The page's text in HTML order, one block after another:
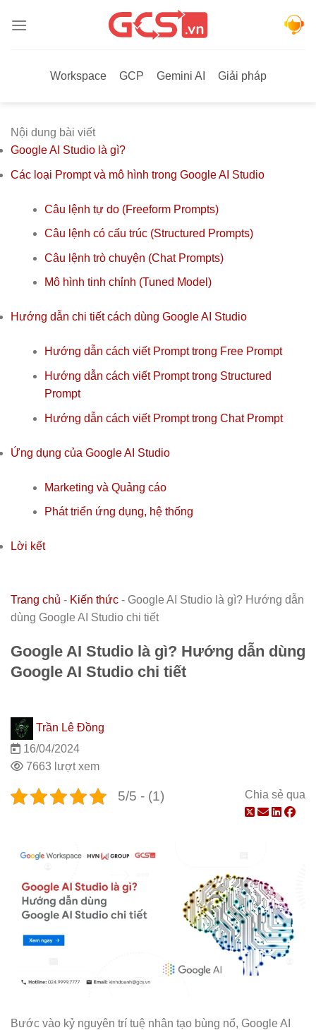
qua
Workspace
GCP Gemini AI Giải pháp
Nội dung bài viết
Google AI Studio là gì?
Các loại Prompt và mô hình trong Google AI Studio
Câu lệnh tự do (Freeform Prompts)
Câu lệnh có cấu trúc (Structured Prompts)
Câu lệnh trò chuyện (Chat Prompts)
Mô hình tinh chỉnh (Tuned Model)
Hướng dẫn chi tiết cách dùng Google AI Studio
Hướng dẫn cách viết Prompt trong Free Prompt
Hướng dẫn cách viết Prompt trong Structured
Prompt
Hướng dẫn cách viết Prompt trong Chat Prompt
Ứng dụng của Google AI Studio
Marketing và Quảng cáo
Phát triển ứng dụng, hệ thống
Lời kết
Trang chủ - Kiến thức - Google AI Studio là gì? Hướng dẫn
dùng Google AI Studio chi tiết
Google AI Studio là gì? Hướng dẫn dùng
Google AI Studio chi tiết
Trần Lê Đồng
16/04/2024
7663 lượt xem
5/5 - (1) Chia sẻ qua
Bước vào kỷ nguyên trí tuệ nhân tạo bùng nổ, Google AI